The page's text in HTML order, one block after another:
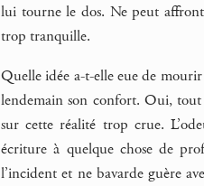
lui tourne le dos. Ne peut
trop tranquille.
Quelle idée a-t-elle eue de
lendemain son confort. Oui, tout
sur cette réalité trop crue.
écriture à quelque chose de
l’incident et ne bavarde guère